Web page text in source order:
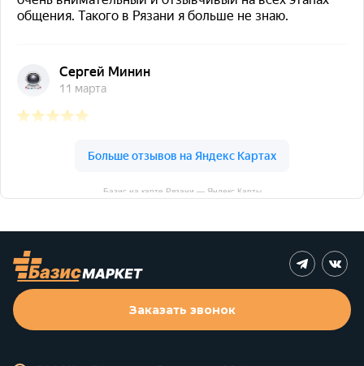
Базис на карте Рязани — Яндекс Карты
Заказать звонок